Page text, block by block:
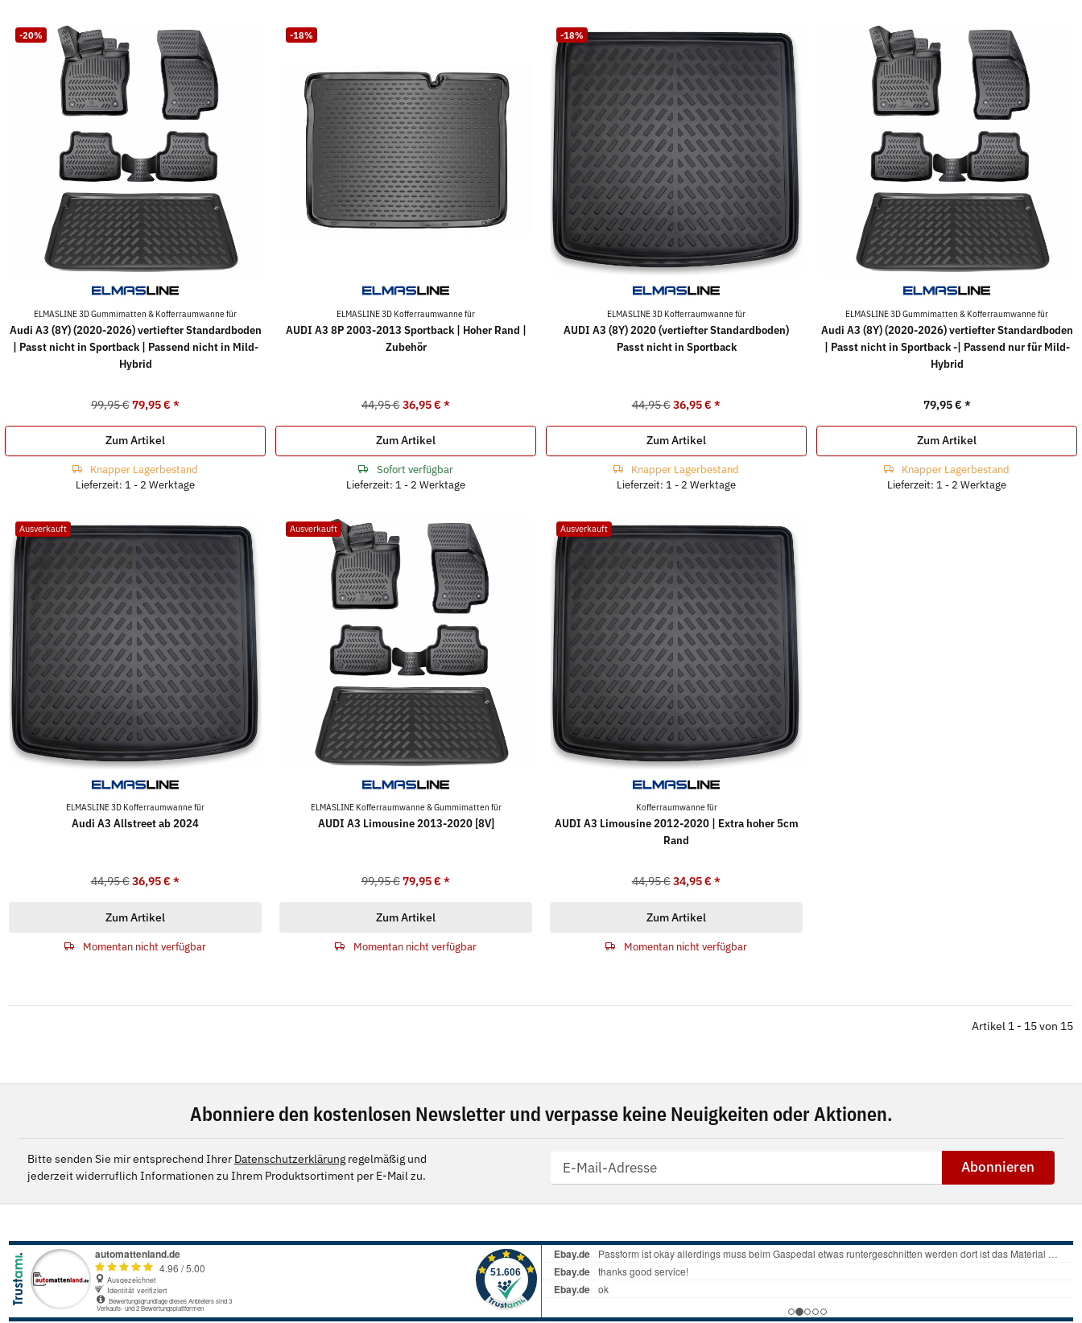
-20%
ELMASLINE 3D Gummimatten & Kofferraumwanne für
Audi A3 (8Y) (2020-2026) vertiefter Standardboden
| Passt nicht in Sportback | Passend nicht in Mild-
Hybrid
99,95 € 79,95 €*
Zum Artikel
Knapper Lagerbestand
Lieferzeit: 1 - 2 Werktage
-18%
ELMASLINE 3D Kofferraumwanne für
AUDI A3 8P 2003-2013 Sportback | Hoher Rand |
Zubehör
44,95 € 36,95 €*
Zum Artikel
Sofort verfügbar
Lieferzeit: 1 - 2 Werktage
-18%
ELMASLINE 3D Kofferraumwanne für
AUDI A3 (8Y) 2020 (vertiefter Standardboden)
Passt nicht in Sportback
44,95 € 36,95 €*
Zum Artikel
Knapper Lagerbestand
Lieferzeit: 1 - 2 Werktage
ELMASLINE 3D Gummimatten & Kofferraumwanne für
Audi A3 (8Y) (2020-2026) vertiefter Standardboden
| Passt nicht in Sportback -| Passend nur für Mild-
Hybrid
79,95 € *
Zum Artikel
Knapper Lagerbestand
Lieferzeit: 1 - 2 Werktage
Ausverkauft
ELMASLINE 3D Kofferraumwanne für
Audi A3 Allstreet ab 2024
44,95 € 36,95 €*
Zum Artikel
Momentan nicht verfügbar
Ausverkauft
ELMASLINE Kofferraumwanne & Gummimatten für
AUDI A3 Limousine 2013-2020 [8V]
99,95 € 79,95 €*
Zum Artikel
Momentan nicht verfügbar
Ausverkauft
Kofferraumwanne für
AUDI A3 Limousine 2012-2020 | Extra hoher 5cm
Rand
44,95 € 34,95 €*
Zum Artikel
Momentan nicht verfügbar
Artikel 1 - 15 von 15
Abonniere den kostenlosen Newsletter und verpasse keine Neuigkeiten oder Aktionen.
Bitte senden Sie mir entsprechend Ihrer Datenschutzerklärungregelmäßig und
jederzeit widerruflich Informationen zu Ihrem Produktsortiment per E-Mail zu.
Abonnieren